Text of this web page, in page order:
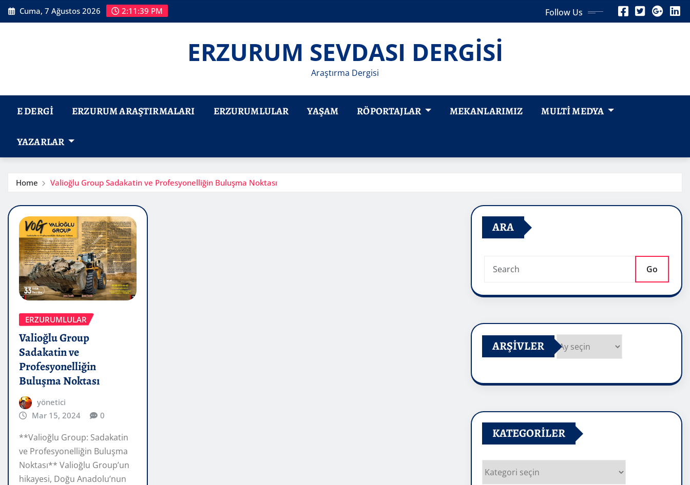
Skip
to
Cuma, 7 Ağustos 2026 2:11:40 PM Follow Us
ERZURUM SEVDASI DERGİSİ
Araştırma Dergisi
E DERGI ERZURUM ARAŞTIRMALARI ERZURUMLULAR YAŞAM RÖPORTAJLAR MEKANLARIMIZ MULTI MEDYA
YAZARLAR
Home Valioğlu Group Sadakatin ve Profesyonelliğin Buluşma Noktası
ERZURUMLULAR
Valioğlu Group
Sadakatin ve
Profesyonelliğin
Buluşma Noktası
yönetici
Mar 15, 2024
0
**Valioğlu Group: Sadakatin
ve Profesyonelliğin Buluşma
Noktası** Valioğlu Group’un
hikayesi, Doğu Anadolu’nun
ARA
Go
ARŞIVLER
KATEGORILER
Kategoriler